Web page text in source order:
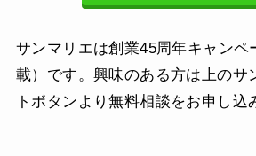
サンマリエは創業45周年キャンペ
載）です。興味のある方は上のサ
トボタンより無料相談をお申し込